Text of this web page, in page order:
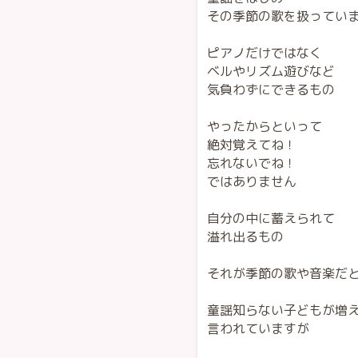
その季節の歌を扱ってい
ピアノだけではなく
ベルやリズム遊びなど
気負わずにできるもの
やったからといって
絶対覚えてね！
忘れないでね！
ではありません
自分の中に蓄えられて
溢れ出るもの
それが季節の歌や音楽だ
童謡知らない子どもが増
言われていますが